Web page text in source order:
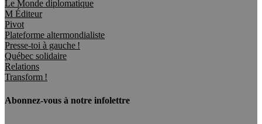
Le Monde diplomatique
M Éditeur
Pivot
Plateforme altermondialiste
Presse-toi à gauche !
Québec solidaire
Relations
Transform !
Abonnez-vous à notre infolettre